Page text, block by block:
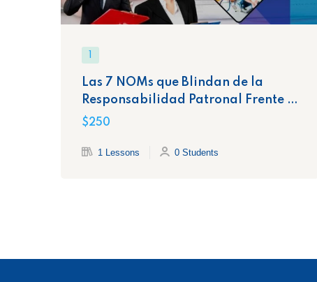
Las 7 NOMs que Blindan de la
Responsabilidad Patronal Frente a
la STPS
$250
1 Lessons 0 Students